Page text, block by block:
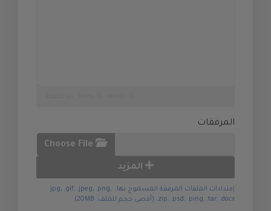
المرفقات
Choose File
المزيد
إمتدادات الملفات المرفقة المسموح بها: .jpg, .gif, .jpeg, .png,
.zip, .psd, .ping, .tar, .docx (أقصى حجم للملف: 20MB)